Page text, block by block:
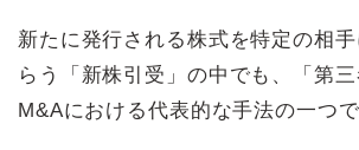
新たに発行される株式を特定の相
らう「新株引受」の中でも、「第
M&Aにおける代表的な手法の一つで